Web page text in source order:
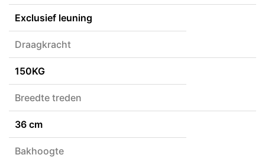
Exclusief leuning
Draagkracht
150KG
Breedte treden
36 cm
Bakhoogte